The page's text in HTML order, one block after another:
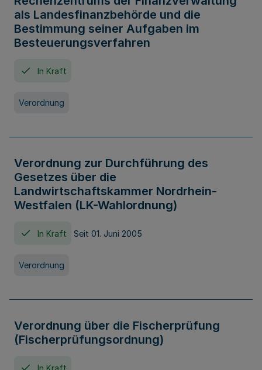
als Landesfinanzbehörde und die
Bestimmung seiner Aufgaben im
Besteuerungsverfahren
In Kraft
Verordnung
Verordnung zur Durchführung des
Gesetzes über die
Landwirtschaftskammer Nordrhein-
Westfalen (LK-Wahlordnung)
In Kraft Seit 01. Juni 2005
Verordnung
Verordnung über die Fischerprüfung
(Fischerprüfungsordnung)
In Kraft